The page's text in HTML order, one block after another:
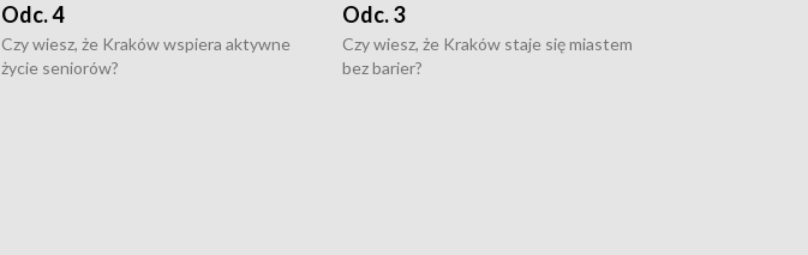
Odc. 4
Czy wiesz, że Kraków wspiera aktywne
życie seniorów?
Odc. 3
Czy wiesz, że Kraków staje się miastem
bez barier?